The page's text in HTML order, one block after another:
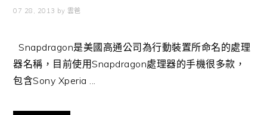
07 28, 2013 by 雲爸
Snapdragon是美國高通公司為行動裝置所命名的處理
器名稱，目前使用Snapdragon處理器的手機很多款，
包含Sony Xperia ...